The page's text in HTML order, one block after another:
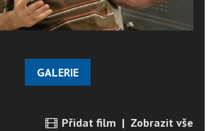
GALERIE
Přidat film | Zobrazit vše